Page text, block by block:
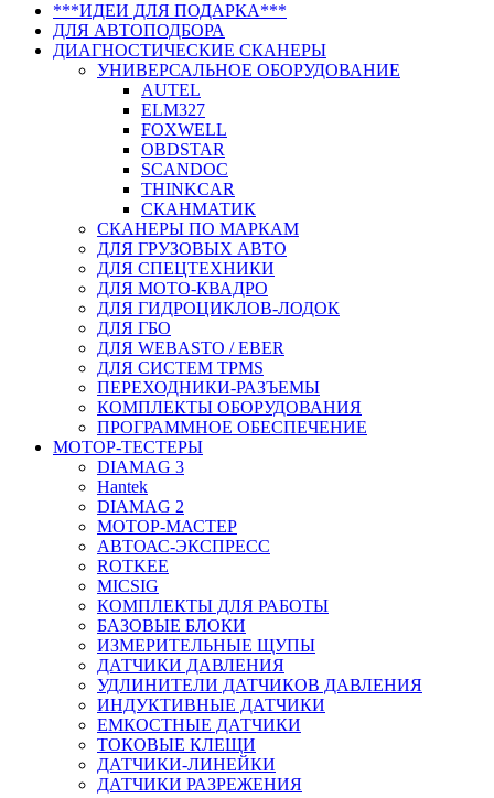
***ИДЕИ ДЛЯ ПОДАРКА***
ДЛЯ АВТОПОДБОРА
ДИАГНОСТИЧЕСКИЕ СКАНЕРЫ
УНИВЕРСАЛЬНОЕ ОБОРУДОВАНИЕ
AUTEL
ELM327
FOXWELL
OBDSTAR
SCANDOC
THINKCAR
СКАНМАТИК
СКАНЕРЫ ПО МАРКАМ
ДЛЯ ГРУЗОВЫХ АВТО
ДЛЯ СПЕЦТЕХНИКИ
ДЛЯ МОТО-КВАДРО
ДЛЯ ГИДРОЦИКЛОВ-ЛОДОК
ДЛЯ ГБО
ДЛЯ WEBASTO / EBER
ДЛЯ СИСТЕМ TPMS
ПЕРЕХОДНИКИ-РАЗЪЕМЫ
КОМПЛЕКТЫ ОБОРУДОВАНИЯ
ПРОГРАММНОЕ ОБЕСПЕЧЕНИЕ
МОТОР-ТЕСТЕРЫ
DIAMAG 3
Hantek
DIAMAG 2
МОТОР-МАСТЕР
АВТОАС-ЭКСПРЕСС
ROTKEE
MICSIG
КОМПЛЕКТЫ ДЛЯ РАБОТЫ
БАЗОВЫЕ БЛОКИ
ИЗМЕРИТЕЛЬНЫЕ ЩУПЫ
ДАТЧИКИ ДАВЛЕНИЯ
УДЛИНИТЕЛИ ДАТЧИКОВ ДАВЛЕНИЯ
ИНДУКТИВНЫЕ ДАТЧИКИ
ЕМКОСТНЫЕ ДАТЧИКИ
ТОКОВЫЕ КЛЕЩИ
ДАТЧИКИ-ЛИНЕЙКИ
ДАТЧИКИ РАЗРЕЖЕНИЯ